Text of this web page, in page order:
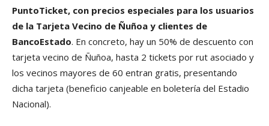
PuntoTicket, con precios especiales para los usuarios
de la Tarjeta Vecino de Ñuñoa y clientes de
BancoEstado. En concreto, hay un 50% de descuento con
tarjeta vecino de Ñuñoa, hasta 2 tickets por rut asociado y
los vecinos mayores de 60 entran gratis, presentando
dicha tarjeta (beneficio canjeable en boletería del Estadio
Nacional).